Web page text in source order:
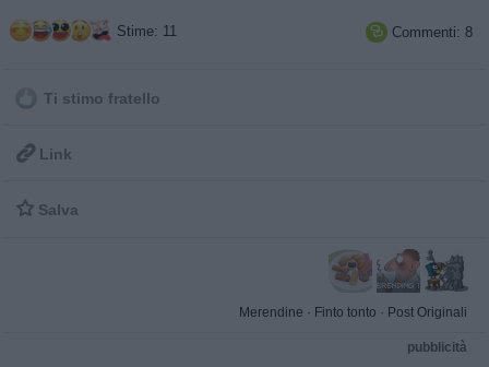
Stime: 11  Commenti: 8
Ti stimo fratello
 Link
 Salva
Merendine · Finto tonto · Post Originali
pubblicità